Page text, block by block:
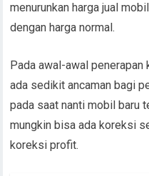
menurunkan harga jual
dengan harga normal.
Pada awal-awal
ada sedikit ancaman bagi
pada saat nanti mobil baru
mungkin bisa ada koreksi
koreksi profit.